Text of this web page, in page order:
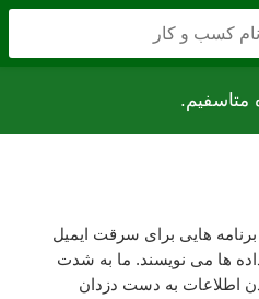
هایی برای سرقت ایمیل
ها می نویسند. ما به شدت
اطلاعات به دست دزدان